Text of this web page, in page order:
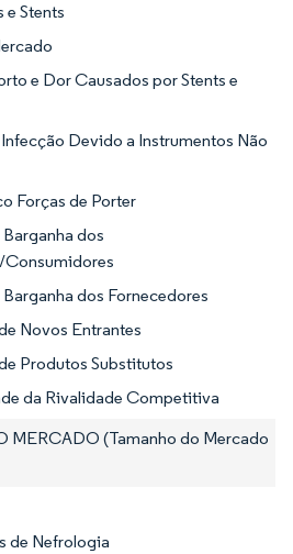
e Stents
e Dor Causados por Stents e
Devido a Instrumentos Não
Forças de Porter
dos
dos Fornecedores
Novos Entrantes
Produtos Substitutos
da Rivalidade Competitiva
MERCADO (Tamanho do Mercado
de Nefrologia